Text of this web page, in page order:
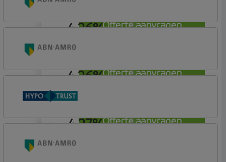
Offerte aanvragen
4,26%
Offerte aanvragen
annuiteit
4,26%
Offerte aanvragen
Woning (Incl. Korting)
annuiteit
4,27%
Budget
annuiteit
Elan Plus